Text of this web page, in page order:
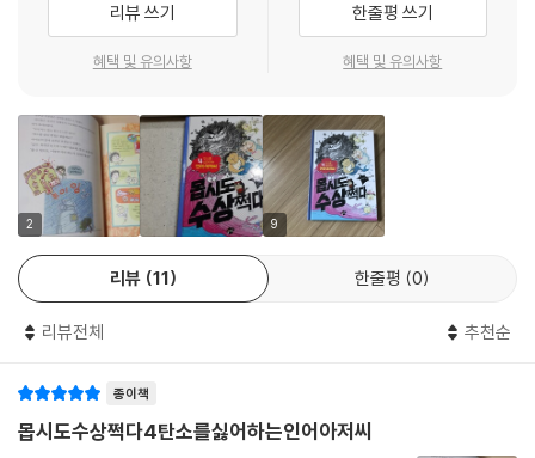
우리의 머릿속에 과학적 개념이 형성되려면 자연현상에 대한 관심과 호기
심을 바탕으로 관찰, 분류, 측정, 예상, 추리, 가설, 실험, 해석 등 과학적 탐
험을 통해서, 그리고 자료 해석과 다양한 책읽기를 통해 이루어집니다.‘몹
시도 수상쩍다’ 시리즈는 초등학교 과학 교과서와 연계된 개념과 원리를
저학년(1, 2학년), 중학년(3, 4학년), 고학년(5, 6학년)별로 알차게 이야
기 속에 담아내 초등학생들의 탐구 능력과 창의적 문제해결력에 날개를 달
아 주기 위에 충분합니다. 어린이들은 과학 동화를 읽으면서 등장인물에
자신의 생각과 경험을 일치시키고, 등장인물이 최종적으로 알아내는 개념
과 원리를 동시에 깨닫게 됩니다. 쉽고 재미있는 생활 속 주제로 과학이 재
공부균 선생님의 과학교실은 엉뚱하고 발랄한 상상력으로 이루어져 있습
리뷰 쓰기
혜택 및 유의사항
한줄평 쓰기
혜택 및 유의사항
2 9
리뷰 11 한줄평 0
리뷰전체 추천순
종이책
몹시도수상쩍다4탄소를싫어하는인어아저씨